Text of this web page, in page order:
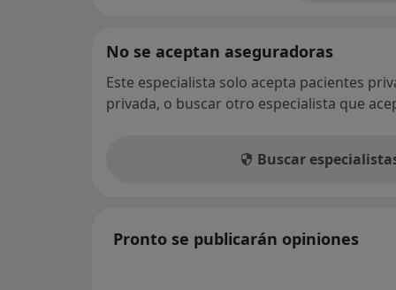
No se aceptan aseguradoras
Este especialista solo acepta pacientes
privada, o buscar otro especialista que
Buscar
Pronto se publicarán opiniones